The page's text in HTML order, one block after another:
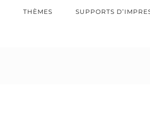
THÈMES SUPPORTS